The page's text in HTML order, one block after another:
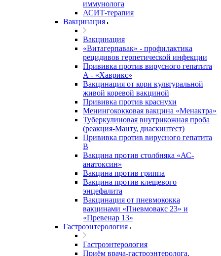
иммунолога
АСИТ-терапия
Вакцинация
Вакцинация
«Витагерпавак» - профилактика
рецидивов герпетической инфекции
Прививка против вирусного гепатита
А - «Хаврикс»
Вакцинация от кори культуральной
живой коревой вакциной
Прививка против краснухи
Менингококковая вакцина «Менактра»
Туберкулиновая внутрикожная проба
(реакция-Манту, диаскинтест)
Прививка против вирусного гепатита
В
Вакцина против столбняка «АС-
анатоксин»
Вакцина против гриппа
Вакцина против клещевого
энцефалита
Вакцинация от пневмококка
вакцинами «Пневмовакс 23» и
«Превенар 13»
Гастроэнтерология
Гастроэнтерология
Приём врача-гастроэнтеролога,